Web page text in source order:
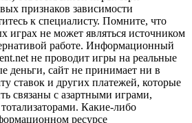
признаков зависимости
к специалисту. Помните, что
играх не может являться источником
работе. Информационный
не проводит игры на реальные
деньги, сайт не принимает ни в
ставок и других платежей, которые
связаны с азартными играми,
Какие-либо
ресурсе